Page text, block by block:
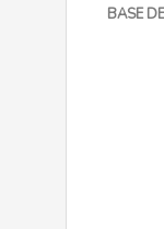
BASE